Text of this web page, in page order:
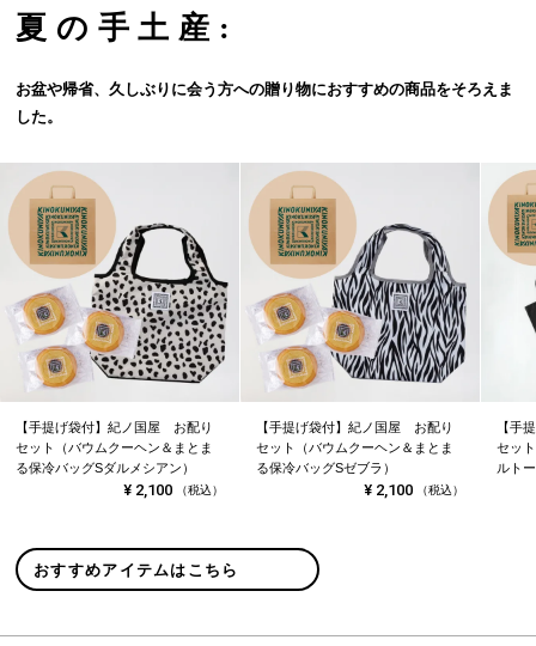
夏の手土産:
お盆や帰省、久しぶりに会う方への贈り物におすすめの商品をそろえま
した。
【手提げ袋付】紀ノ国屋 お配り
セット（バウムクーヘン＆まとま
る保冷バッグSダルメシアン）
¥ 2,100 （税込）
【手提げ袋付】紀ノ国屋 お配り
セット（バウムクーヘン＆まとま
る保冷バッグSゼブラ）
¥ 2,100 （税込）
【手
セッ
ルト
おすすめアイテムはこちら